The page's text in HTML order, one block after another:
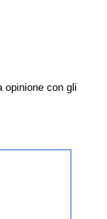
opinione con gli